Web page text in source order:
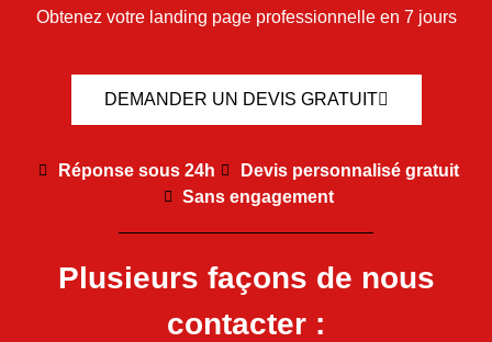
Obtenez votre landing page professionnelle en 7 jours
DEMANDER UN DEVIS GRATUIT
Réponse sous 24h
Devis personnalisé gratuit
Sans engagement
Plusieurs façons de nous
contacter :